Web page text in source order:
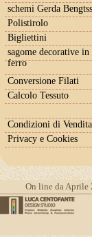
schemi Gerda
Polistirolo
Bigliettini
sagome decorative in
ferro
Conversione Filati
Calcolo Tessuto
Condizioni di Vendita
Privacy e Cookies
On line da Aprile